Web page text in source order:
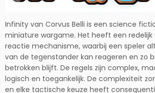
Infinity van Corvus Belli is een science
miniature wargame. Het heeft een redelijk
reactie mechanisme, waarbij een speler
van de tegenstander kan reageren en zo
betrokken blijft. De regels zijn complex,
logisch en toegankelijk. De complexiteit
en elke tactische keuze heeft